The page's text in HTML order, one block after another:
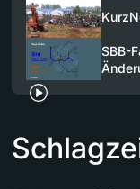
SBB-